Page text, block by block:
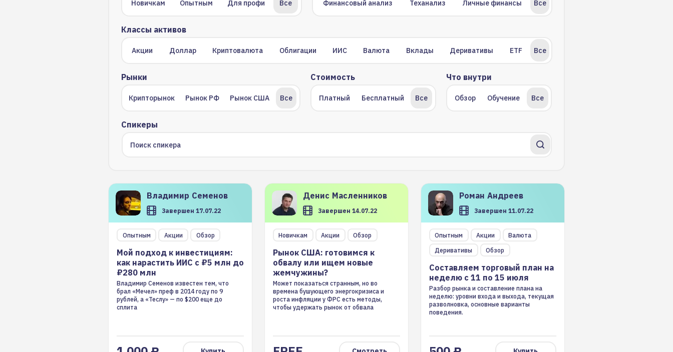
Новичкам Опытным Для профи Все Все
Финансовый анализ Теханализ Личные финансы
Классы активов
Все
Акции Доллар Криптовалюта Облигации ИИС Валюта Вклады Деривативы ETF
Рынки
Крипторынок Рынок РФ Рынок США Все
Стоимость
Платный Бесплатный Все
Что внутри
Обзор Обучение Все
Спикеры
Владимир Семенов
Завершен 17.07.22
Опытным Акции Обзор
Мой подход к инвестициям:
как нарастить ИИС с ₽5 млн до
₽280 млн
Владимир Семенов известен тем, что
брал «Мечел» преф в 2014 году по 9
рублей, а «Теслу» — по $200 еще до
сплита
Мой подход к инвестициям:
₽280 млн
Денис Масленников
Завершен 14.07.22
Новичкам Акции Обзор
Рынок США: готовимся к
обвалу или ищем новые
жемчужины?
Может показаться странным, но во
времена бушующего энергокризиса и
роста инфляции у ФРС есть методы,
чтобы удержать рынок от обвала
Рынок США: готовимся к
жемчужины?
Роман Андреев
Завершен 11.07.22
Опытным Акции
Валюта
Деривативы
Обзор
Составляем торговый план на
неделю с 11 по 15 июля
Разбор рынка и составление плана на
неделю: уровни входа и выхода, текущая
разволновка, основные варианты
поведения.
Составляем торговый план на